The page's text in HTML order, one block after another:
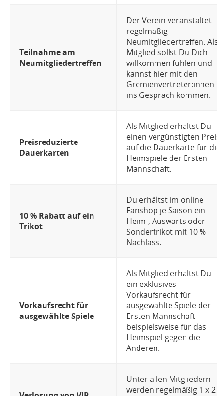
Teilnahme am
Neumitgliedertreffen
Der Verein veranstaltet
regelmäßig
Neumitgliedertreffen.
Mitglied sollst Du Dich
willkommen fühlen und
kannst hier mit den
Gremienvertreter:innen
ins Gespräch kommen.
Preisreduzierte
Dauerkarten
Als Mitglied erhältst Du
einen vergünstigten
auf die Dauerkarte für
Heimspiele der Ersten
Mannschaft.
10 % Rabatt auf ein
Trikot
Du erhältst im online
Fanshop je Saison ein
Heim-, Auswärts oder
Sondertrikot mit 10 %
Nachlass.
Vorkaufsrecht für
ausgewählte Spiele
Als Mitglied erhältst Du
ein exklusives
Vorkaufsrecht für
ausgewählte Spiele der
Ersten Mannschaft –
beispielsweise für das
Heimspiel gegen die
Anderen.
Unter allen Mitgliedern
werden regelmäßig 1 x 2